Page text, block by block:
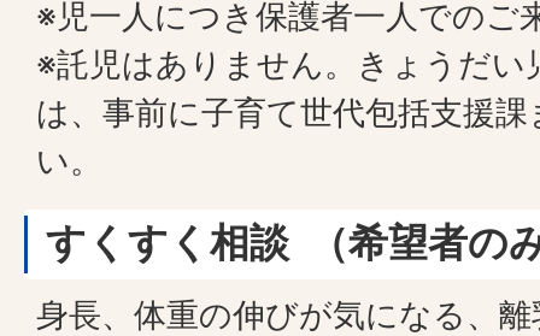
※児一人につき保護者一人でのご
※託児はありません。きょうだい
は、事前に子育て世代包括支援
い。
すくすく相談 （希望者の
身長、体重の伸びが気になる、